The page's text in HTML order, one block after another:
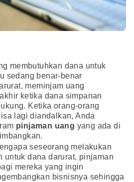
membutuhkan dana untuk
sedang benar-benar
meminjam uang
ketika dana simpanan
Ketika orang-orang
lagi diandalkan, Anda
pinjaman uang yang ada di
seseorang melakukan
untuk dana darurat, pinjaman
mereka yang ingin
bisnisnya sehingga